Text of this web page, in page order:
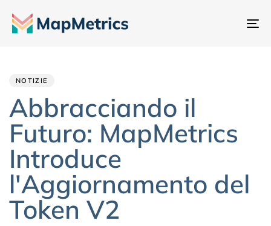
NOTIZIE
Abbracciando il
Futuro: MapMetrics
Introduce
l'Aggiornamento del
Token V2